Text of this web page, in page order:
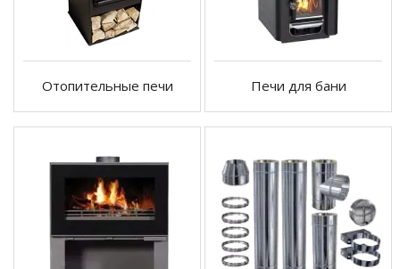
Отопительные печи Печи для бани